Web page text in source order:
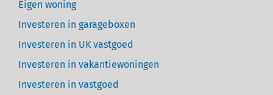
Eigen woning
Investeren in garageboxen
Investeren in UK vastgoed
Investeren in vakantiewoningen
Investeren in vastgoed